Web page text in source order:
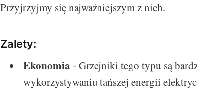
Przyjrzyjmy się najważniejszym z nich.
Zalety:
Ekonomia - Grzejniki tego typu są
wykorzystywaniu tańszej energii